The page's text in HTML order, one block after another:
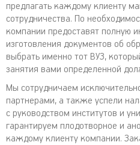
предлагать каждому клиенту
сотрудничества. По
компании предоставят полную
изготовления документов об
выбрать именно тот ВУЗ,
занятия вами определенной
Мы сотрудничаем
партнерами, а также успели
с руководством институтов и
гарантируем плодотворное и
каждому клиенту компании.